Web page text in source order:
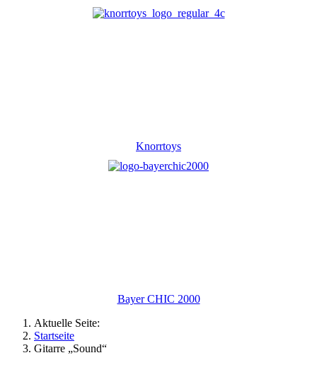
Knorrtoys
Bayer CHIC 2000
Aktuelle Seite:
Startseite
Gitarre „Sound“